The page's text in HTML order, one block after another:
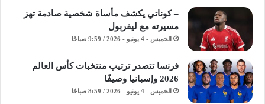
– كوناتي يكشف مأساة شخصية صادمة تهز
مسيرته مع ليفربول
الخميس - 4 يونيو - 2026 / 9:59 صباحًا
فرنسا تتصدر ترتيب منتخبات كأس العالم
2026 وإسبانيا وصيفًا
الخميس - 4 يونيو - 2026 / 8:59 صباحًا